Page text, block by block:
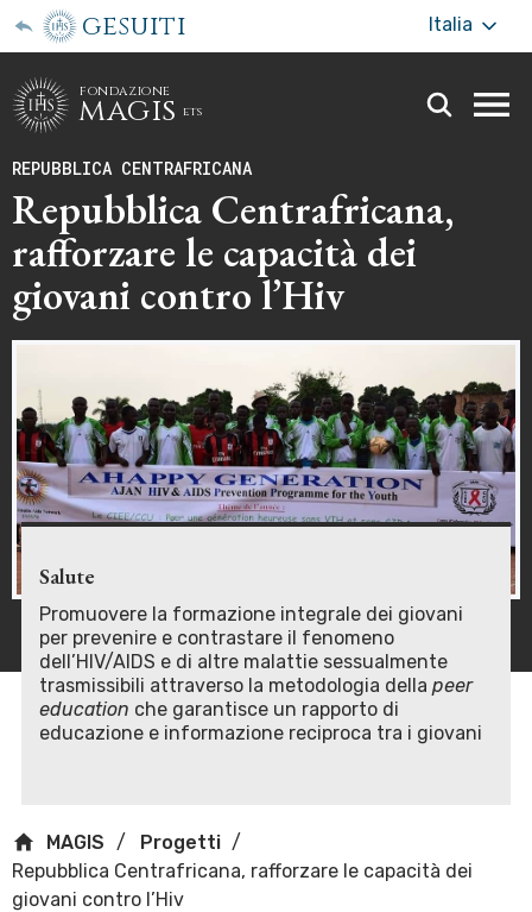
gesuiti Italia
fondazione
magis ets
REPUBBLICA CENTRAFRICANA
Repubblica Centrafricana,
rafforzare le capacità dei
giovani contro l’Hiv
Salute
Promuovere la formazione integrale dei giovani
per prevenire e contrastare il fenomeno
dell’HIV/AIDS e di altre malattie sessualmente
trasmissibili attraverso la metodologia della peer
education che garantisce un rapporto di
educazione e informazione reciproca tra i giovani
MAGIS
Progetti
Repubblica Centrafricana, rafforzare le capacità dei
giovani contro l’Hiv